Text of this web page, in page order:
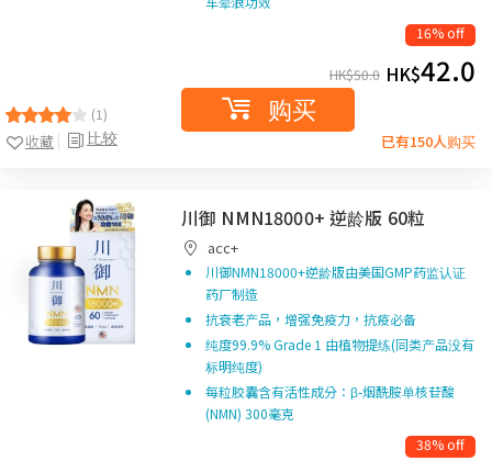
(1)
比较
收藏
16% off
HK$50.0 HK$42.0
购买
已有150人购买
川御 NMN18000+ 逆龄版 60粒
acc+
川御NMN18000+逆龄版由美国GMP药监认证
药厂制造
抗衰老产品，增强免疫力，抗疫必备
纯度99.9% Grade 1 由植物提练(同类产品没有
标明纯度)
每粒胶囊含有活性成分：β-烟酰胺单核苷酸
(NMN) 300毫克
38% off